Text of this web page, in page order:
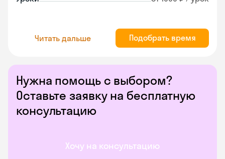
Нужна помощь с выбором?
Оставьте заявку на бесплатную
консультацию
Хочу на консультацию
Читать дальше Подобрать время